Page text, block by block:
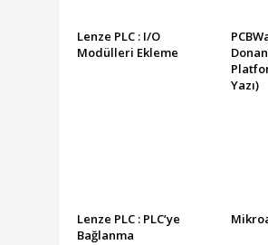
Lenze PLC : I/O
Modülleri Ekleme
Yazı)
Lenze PLC : PLC’ye
Bağlanma